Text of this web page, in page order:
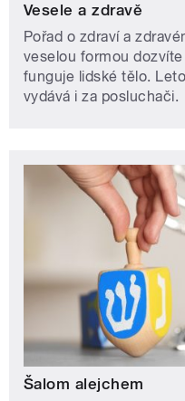
Vesele a zdravě
Pořad o zdraví a
veselou formou
funguje lidské tělo.
vydává i za posluchači.
Šalom alejchem